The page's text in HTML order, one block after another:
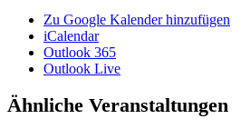
Zu Google Kalender hinzufügen
iCalendar
Outlook 365
Outlook Live
Ähnliche Veranstaltungen